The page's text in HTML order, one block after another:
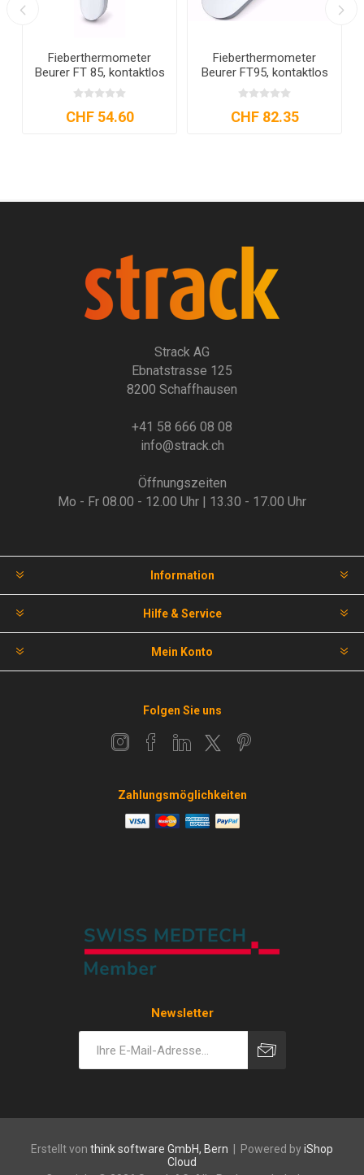
Fieberthermometer
Beurer FT 85, kontaktlos
CHF 54.60
Fieberthermometer
Beurer FT95, kontaktlos
CHF 82.35
Strack AG
Ebnatstrasse 125
8200 Schaffhausen
+41 58 666 08 08
info@strack.ch
Öffnungszeiten
Mo - Fr 08.00 - 12.00 Uhr | 13.30 - 17.00 Uhr
Information
Hilfe & Service
Mein Konto
Folgen Sie uns
Zahlungsmöglichkeiten
Newsletter
Erstellt von think software GmbH, Bern | Powered byiShop
Cloud